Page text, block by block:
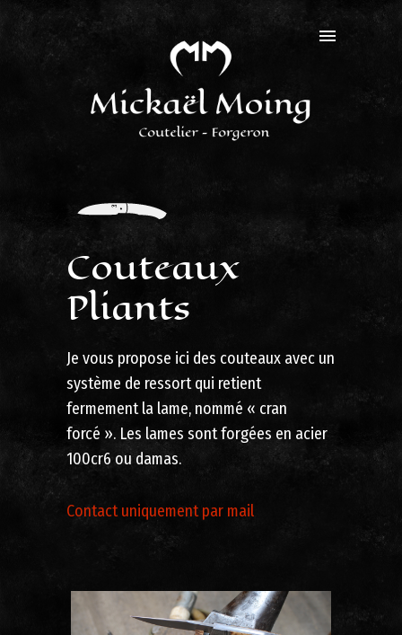
Couteaux
Pliants
Je vous propose ici des couteaux avec un
système de ressort qui retient
fermement la lame, nommé « cran
forcé ». Les lames sont forgées en acier
100cr6 ou damas.
Contact uniquement par mail